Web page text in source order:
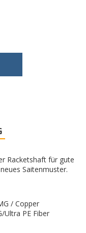
Racketshaft für gute
Saitenmuster.
/ Copper
Ultra PE Fiber